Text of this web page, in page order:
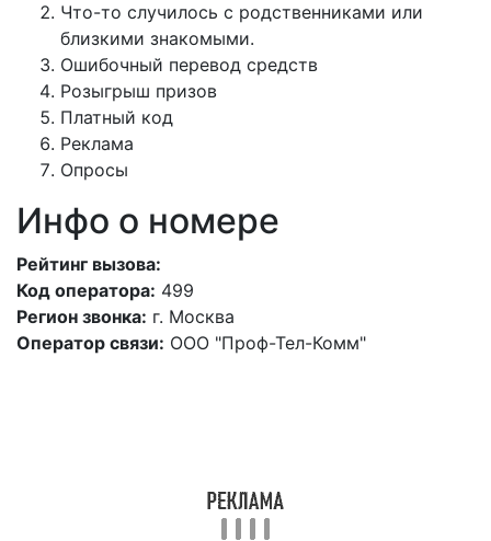
Что-то случилось с родственниками или
близкими знакомыми.
Ошибочный перевод средств
Розыгрыш призов
Платный код
Реклама
Опросы
Инфо о номере
Рейтинг вызова:
Код оператора: 499
Регион звонка: г. Москва
Оператор связи: ООО "Проф-Тел-Комм"